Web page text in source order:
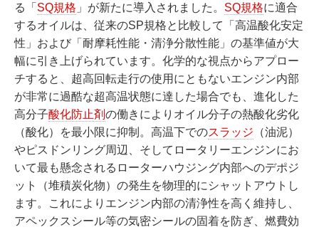
る「 SQ規格 」が新たに導入されました。 SQ規格に適合
するオイルは、従来のSP規格と比較して「高温酸化安定
性」および「耐摩耗性能・清浄分散性能」の基準値が大
幅に引き上げられています。化学的な視点からアプロー
チすると、超高回転走行の使用にともないエンジン内部
が非常に過酷な超高温状態に達した場合でも、進化した
高分子酸化防止剤の働きによりオイル分子の熱酸化劣化
（酸化）を最小限に抑制。高温下でのスラッジ （油泥）
やピスドンリング周辺、そしてロータリーエンジンにお
いて最も懸念されるローターハウジング内部へのデポジ
ット（堆積炭化物）の発生を物理的にシャットアウトし
ます。これによりエンジン内部の清浄性を高く維持し、
アペックスシール等の気密シールの固着を防ぎ、燃費効